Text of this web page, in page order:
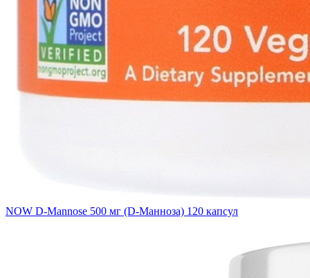
NOW D-Mannose 500 мг (D-Манноза) 120 капсул